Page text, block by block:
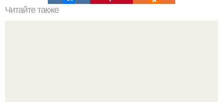
Читайте также